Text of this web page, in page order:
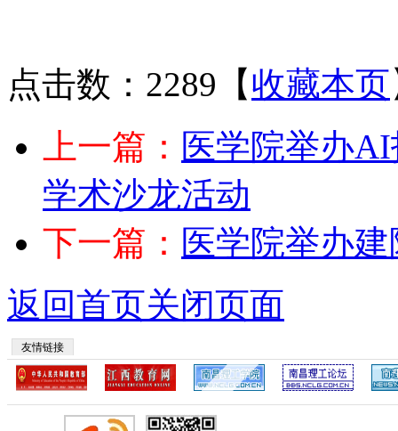
点击数：2289 【收藏本页
上一篇： 医学院举办
学术沙龙活动
下一篇： 医学院举办
返回首页关闭页面
友情链接